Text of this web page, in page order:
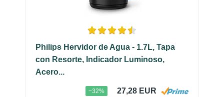
Philips Hervidor de Agua - 1.7L, Tapa
con Resorte, Indicador Luminoso,
Acero...
−32% 27,28 EUR